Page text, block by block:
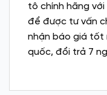
tô chính hãng
để được tư vấn
nhận báo giá tốt
quốc, đổi trả 7